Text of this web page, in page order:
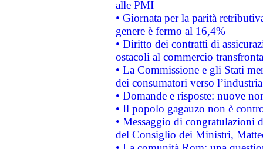
alle PMI
• Giornata per la parità
genere è fermo al 16,4%
• Diritto dei contratti di
ostacoli al commercio
• La Commissione e gli Stati
dei consumatori verso
• Domande e risposte: nuove
• Il popolo gagauzo non è
• Messaggio di congratulazioni
del Consiglio dei Ministri,